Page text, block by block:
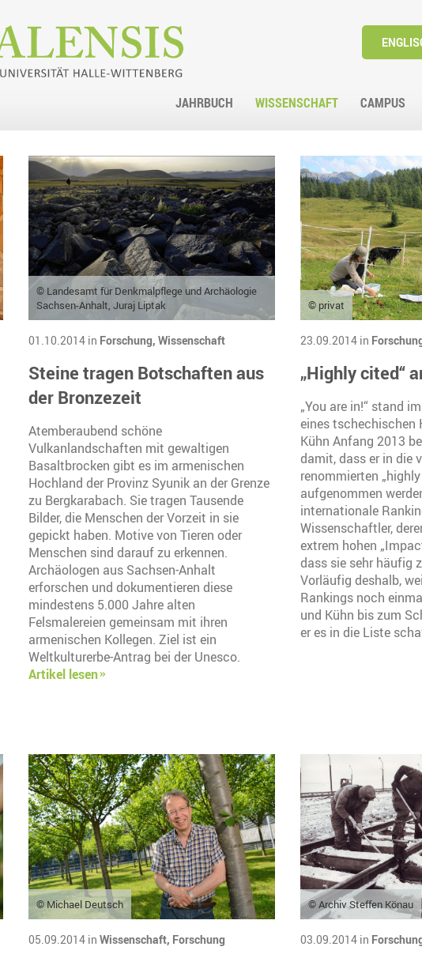
JAHRBUCH WISSENSCHAFT CAMPUS
© Landesamt für Denkmalpflege und Archäologie
Sachsen-Anhalt, Juraj Liptak
01.10.2014 in Forschung, Wissenschaft
Steine tragen Botschaften aus
der Bronzezeit
Atemberaubend schöne
Vulkanlandschaften mit gewaltigen
Basaltbrocken gibt es im armenischen
Hochland der Provinz Syunik an der Grenze
zu Bergkarabach. Sie tragen Tausende
Bilder, die Menschen der Vorzeit in sie
gepickt haben. Motive von Tieren oder
Menschen sind darauf zu erkennen.
Archäologen aus Sachsen-Anhalt
erforschen und dokumentieren diese
mindestens 5.000 Jahre alten
Felsmalereien gemeinsam mit ihren
armenischen Kollegen. Ziel ist ein
Weltkulturerbe-Antrag bei der Unesco.
Artikel lesen
© privat
23.09.2014 in
„Highly cited“
„You are in!“ stand
eines tschechischen
Kühn Anfang 2013
damit, dass er in die
renommierten
aufgenommen
internationale
Wissenschaftler,
extrem hohen
dass sie sehr häufig
Vorläufig deshalb,
Rankings noch
und Kühn bis zum
er es in die Liste
© Michael Deutsch
05.09.2014 in Wissenschaft, Forschung
© Archiv Steffen Könau
03.09.2014 in